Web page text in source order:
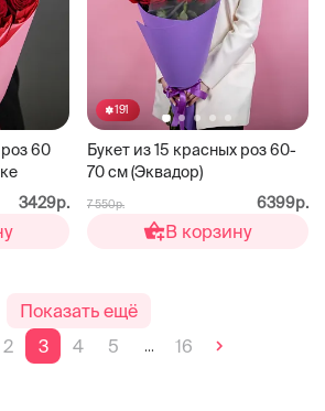
роз 60
3429р.
191
Букет из 15 красных роз 60-
70 см (Эквадор)
7 550р. 6399р.
В корзину
Показать ещё
2 3 4 5 ... 16